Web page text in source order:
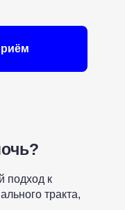
подход к
тракта,